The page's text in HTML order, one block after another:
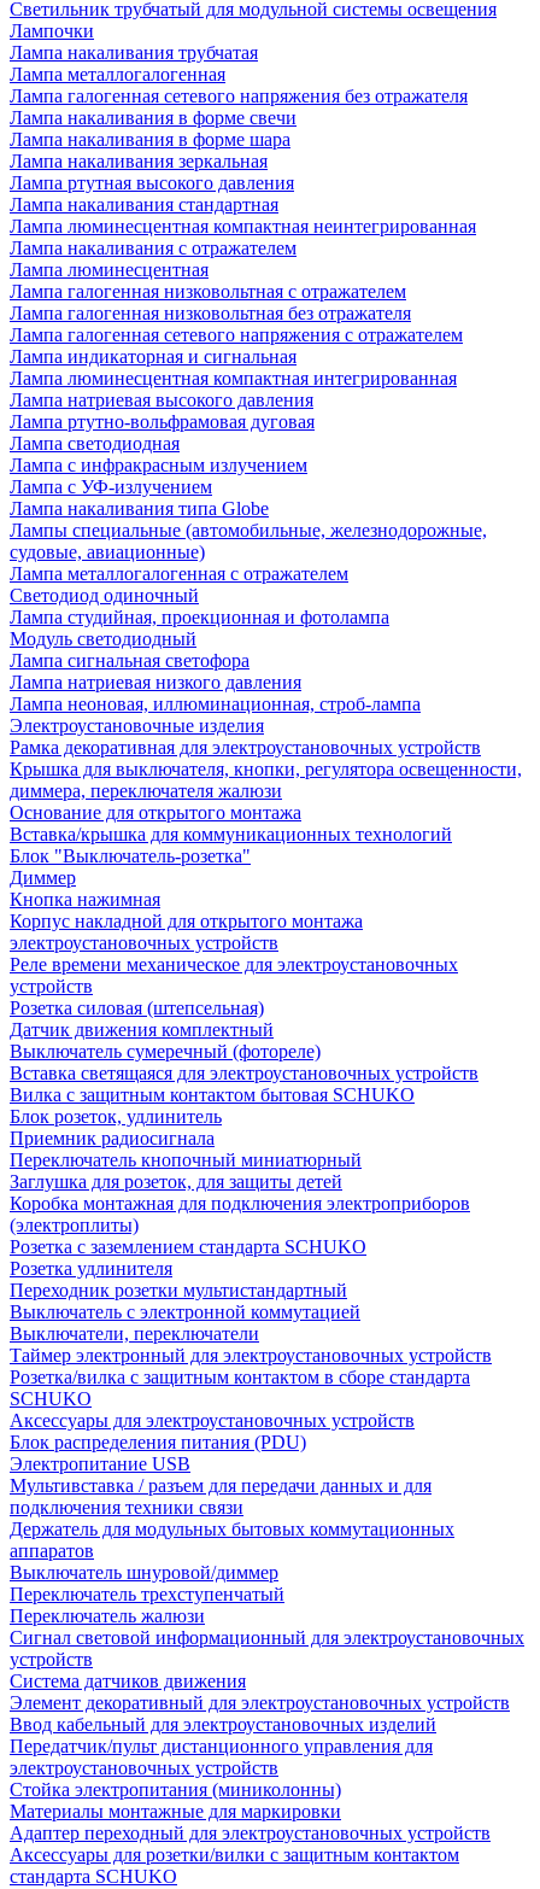
Светильник трубчатый для модульной системы освещения
Лампочки
Лампа накаливания трубчатая
Лампа металлогалогенная
Лампа галогенная сетевого напряжения без отражателя
Лампа накаливания в форме свечи
Лампа накаливания в форме шара
Лампа накаливания зеркальная
Лампа ртутная высокого давления
Лампа накаливания стандартная
Лампа люминесцентная компактная неинтегрированная
Лампа накаливания с отражателем
Лампа люминесцентная
Лампа галогенная низковольтная с отражателем
Лампа галогенная низковольтная без отражателя
Лампа галогенная сетевого напряжения с отражателем
Лампа индикаторная и сигнальная
Лампа люминесцентная компактная интегрированная
Лампа натриевая высокого давления
Лампа ртутно-вольфрамовая дуговая
Лампа светодиодная
Лампа с инфракрасным излучением
Лампа с УФ-излучением
Лампа накаливания типа Globe
Лампы специальные (автомобильные, железнодорожные,
судовые, авиационные)
Лампа металлогалогенная с отражателем
Светодиод одиночный
Лампа студийная, проекционная и фотолампа
Модуль светодиодный
Лампа сигнальная светофора
Лампа натриевая низкого давления
Лампа неоновая, иллюминационная, строб-лампа
Электроустановочные изделия
Рамка декоративная для электроустановочных устройств
Крышка для выключателя, кнопки, регулятора освещенности,
диммера, переключателя жалюзи
Основание для открытого монтажа
Вставка/крышка для коммуникационных технологий
Блок "Выключатель-розетка"
Диммер
Кнопка нажимная
Корпус накладной для открытого монтажа
электроустановочных устройств
Реле времени механическое для электроустановочных
устройств
Розетка силовая (штепсельная)
Датчик движения комплектный
Выключатель сумеречный (фотореле)
Вставка светящаяся для электроустановочных устройств
Вилка с защитным контактом бытовая SCHUKO
Блок розеток, удлинитель
Приемник радиосигнала
Переключатель кнопочный миниатюрный
Заглушка для розеток, для защиты детей
Коробка монтажная для подключения электроприборов
(электроплиты)
Розетка с заземлением стандарта SCHUKO
Розетка удлинителя
Переходник розетки мультистандартный
Выключатель с электронной коммутацией
Выключатели, переключатели
Таймер электронный для электроустановочных устройств
Розетка/вилка с защитным контактом в сборе стандарта
SCHUKO
Аксессуары для электроустановочных устройств
Блок распределения питания (PDU)
Электропитание USB
Мультивставка / разъем для передачи данных и для
подключения техники связи
Держатель для модульных бытовых коммутационных
аппаратов
Выключатель шнуровой/диммер
Переключатель трехступенчатый
Переключатель жалюзи
Сигнал световой информационный для электроустановочных
устройств
Система датчиков движения
Элемент декоративный для электроустановочных устройств
Ввод кабельный для электроустановочных изделий
Передатчик/пульт дистанционного управления для
электроустановочных устройств
Стойка электропитания (миниколонны)
Материалы монтажные для маркировки
Адаптер переходный для электроустановочных устройств
Аксессуары для розетки/вилки с защитным контактом
стандарта SCHUKO